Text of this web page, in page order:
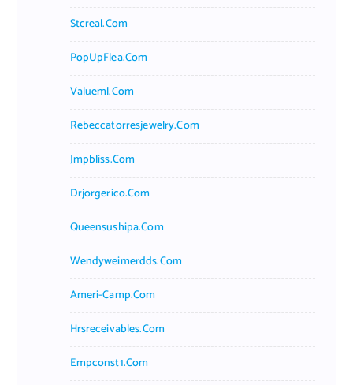
Stcreal.com
PopUpFlea.com
Valueml.com
Rebeccatorresjewelry.com
Jmpbliss.com
Drjorgerico.com
Queensushipa.com
Wendyweimerdds.com
Ameri-Camp.com
Hrsreceivables.com
Empconst1.com